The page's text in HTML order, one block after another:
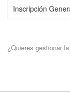
Inscripción
¿Quieres gestionar